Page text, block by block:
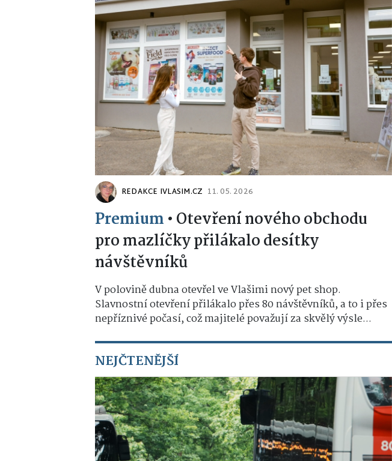
REDAKCE IVLASIM.CZ 11. 05. 2026
Premium • Otevření nového obchodu
pro mazlíčky přilákalo desítky
návštěvníků
V polovině dubna otevřel ve Vlašimi nový pet shop.
Slavnostní otevření přilákalo přes 80 návštěvníků, a to i přes
nepříznivé počasí, což majitelé považují za skvělý výsle...
NEJČTENĚJŠÍ